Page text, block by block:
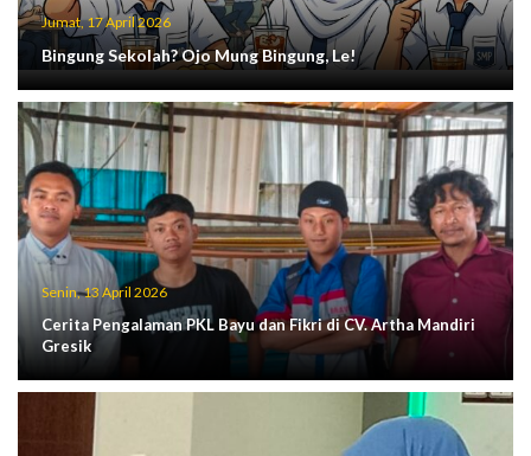
Jumat, 17 April 2026
Bingung Sekolah? Ojo Mung Bingung, Le!
Senin, 13 April 2026
Cerita Pengalaman PKL Bayu dan Fikri di CV. Artha Mandiri
Gresik